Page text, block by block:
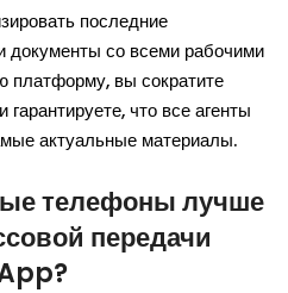
последние
со всеми рабочими
платформу, вы сократите
что все агенты
актуальные материалы.
телефоны лучше
передачи